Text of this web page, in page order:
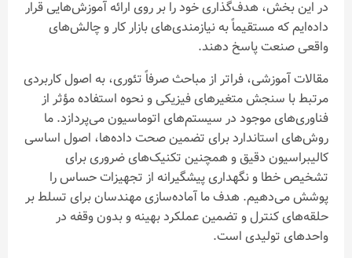
خود را بر روی ارائه آموزش‌هایی قرار
به نیازمندی‌های بازار کار و چالش‌های
دهند.
فراتر از مباحث صرفاً تئوری، به اصول کاربردی
فیزیکی و نحوه استفاده مؤثر از
در سیستم‌های اتوماسیون می‌پردازد. ما
برای تضمین صحت داده‌ها، اصول اساسی
و همچنین تکنیک‌های ضروری برای
پیشگیرانه از تجهیزات حساس را
ما آماده‌سازی مهندسان برای تسلط بر
و تضمین عملکرد بهینه و بدون وقفه در
است.